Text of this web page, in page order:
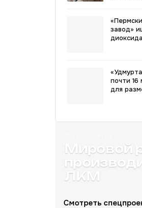
завод»
почти
для
Мировой
ЛКМ
Смотреть